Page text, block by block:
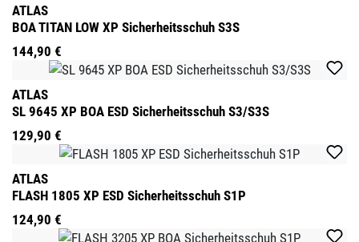
ATLAS
BOA TITAN LOW XP Sicherheitsschuh S3S
144,90 €
ATLAS
SL 9645 XP BOA ESD Sicherheitsschuh S3/S3S
129,90 €
ATLAS
FLASH 1805 XP ESD Sicherheitsschuh S1P
124,90 €